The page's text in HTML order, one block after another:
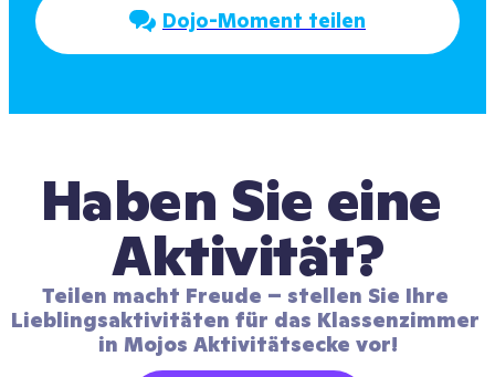
Dojo-Moment teilen
Haben Sie eine
Aktivität?
Teilen macht Freude – stellen Sie Ihre
Lieblingsaktivitäten für das Klassenzimmer
in Mojos Aktivitätsecke vor!